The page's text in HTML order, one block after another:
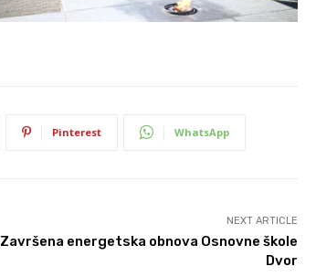
Pinterest WhatsApp
NEXT ARTICLE
Završena energetska obnova Osnovne škole
Dvor